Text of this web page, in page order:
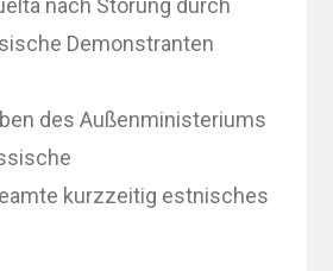
Demonstranten
des Außenministeriums
kurzzeitig estnisches